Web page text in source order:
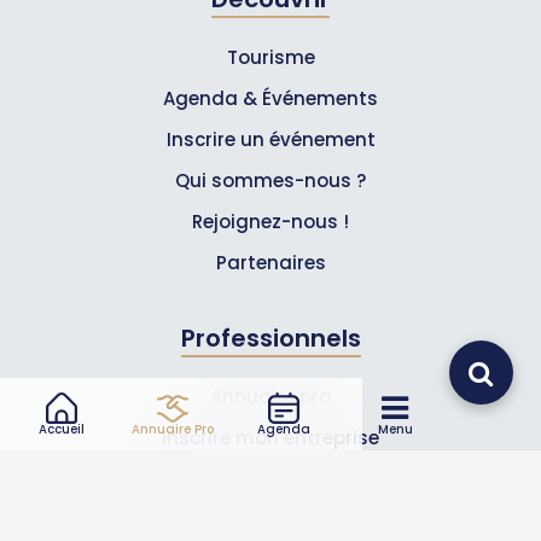
Accueil Annuaire Pro Agenda Menu
Tourisme
Agenda & Événements
Inscrire un événement
Qui sommes-nous ?
Rejoignez-nous !
Partenaires
Professionnels
Annuaire pro
Inscrire mon entreprise